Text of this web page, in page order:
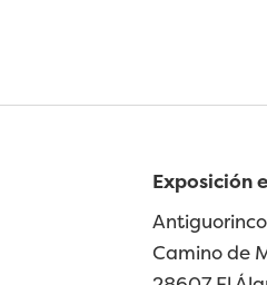
Exposición
Camino de